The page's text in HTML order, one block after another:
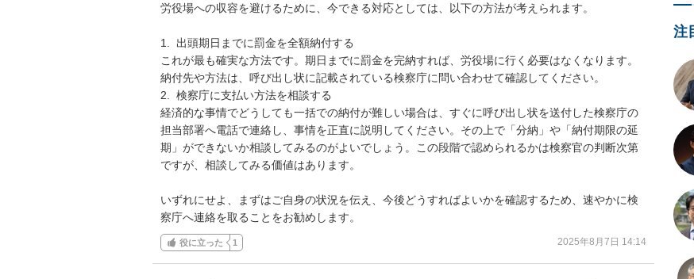
労役場への収容を避けるために、今できる対応としては、以下の方法が考えられます。
1.  出頭期日までに罰金を全額納付する
これが最も確実な方法です。期日までに罰金を完納すれば、労役場に行く必要はなくなります。
納付先や方法は、呼び出し状に記載されている検察庁に問い合わせて確認してください。
2.  検察庁に支払い方法を相談する
経済的な事情でどうしても一括での納付が難しい場合は、すぐに呼び出し状を送付した検察庁の
担当部署へ電話で連絡し、事情を正直に説明してください。その上で「分納」や「納付期限の延
期」ができないか相談してみるのがよいでしょう。この段階で認められるかは検察官の判断次第
ですが、相談してみる価値はあります。
いずれにせよ、まずはご自身の状況を伝え、今後どうすればよいかを確認するため、速やかに検
察庁へ連絡を取ることをお勧めします。
役に立った 1 2025年8月7日 14:14
注